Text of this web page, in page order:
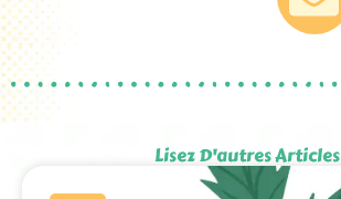
Lisez D'autres Articles